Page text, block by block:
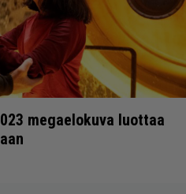
megaelokuva luottaa